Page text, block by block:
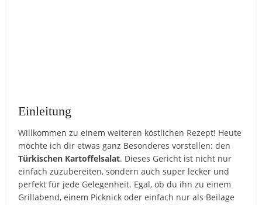
Einleitung
Willkommen zu einem weiteren köstlichen Rezept! Heute
möchte ich dir etwas ganz Besonderes vorstellen: den
Türkischen Kartoffelsalat. Dieses Gericht ist nicht nur
einfach zuzubereiten, sondern auch super lecker und
perfekt für jede Gelegenheit. Egal, ob du ihn zu einem
Grillabend, einem Picknick oder einfach nur als Beilage